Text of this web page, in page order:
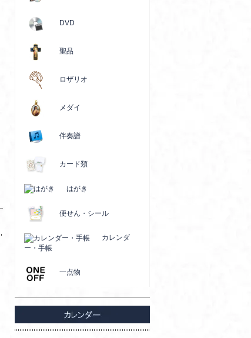
DVD
聖品
ロザリオ
メダイ
伴奏譜
カード類
はがき
便せん・シール
カレンダ
ー・手帳
一点物